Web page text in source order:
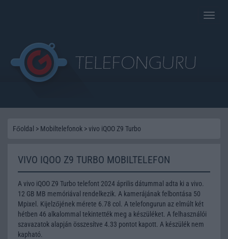
Toggle
Főoldal > Mobiltelefonok >vivo iQOO Z9 Turbo
VIVO IQOO Z9 TURBO MOBILTELEFON
A vivo iQOO Z9 Turbo telefont 2024 április dátummal adta ki a vivo.
12 GB MB memóriával rendelkezik. A kamerájának felbontása 50
Mpixel. Kijelzőjének mérete 6.78 col. A telefongurun az elmúlt két
hétben 46 alkalommal tekintették meg a készüléket. A felhasználói
szavazatok alapján összesítve 4.33 pontot kapott. A készülék nem
kapható.